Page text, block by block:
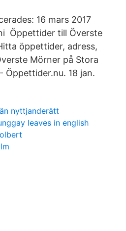
16 mars 2017
Öppettider till Överste
öppettider, adress,
Mörner på Stora
Öppettider.nu. 18 jan.
nyttjanderätt
leaves in english